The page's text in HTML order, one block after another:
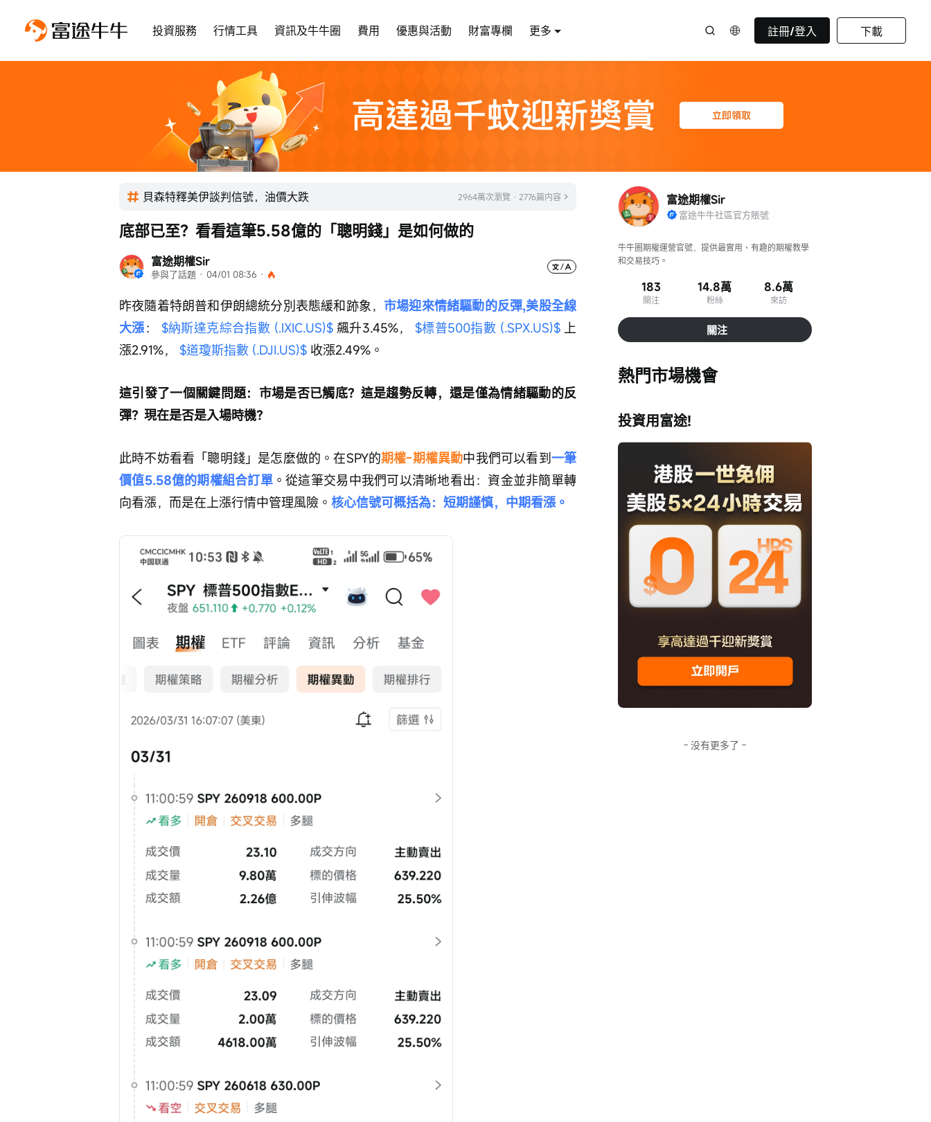
投資服務 行情工具 資訊及牛牛圈 費用 優惠與活動 財富專欄 更多 註冊/登入 下載
貝森特釋美伊談判信號，油價大跌 2964萬次瀏覽 · 2776篇内容
富途期權Sir
參與了話題 · 04/01 08:36 ·
底部已至？看看這筆5.58億的「聰明錢」是如何做的
昨夜隨着特朗普和伊朗總統分別表態緩和跡象， 市場迎來情緒驅動的反彈,美股全線
大漲： $納斯達克綜合指數 (.IXIC.US)$ 飆升3.45%， $標普500指數 (.SPX.US)$ 上
漲2.91%， $道瓊斯指數 (.DJI.US)$ 收漲2.49%。
這引發了一個關鍵問題：市場是否已觸底？這是趨勢反轉，還是僅為情緒驅動的反
彈？現在是否是入場時機？
此時不妨看看「聰明錢」是怎麼做的。在SPY的期權-期權異動中我們可以看到一筆
價值5.58億的期權組合訂單。從這筆交易中我們可以清晰地看出：資金並非簡單轉
向看漲，而是在上漲行情中管理風險。 核心信號可概括為：短期謹慎，中期看漲。
富途期權Sir
富途牛牛社區官方賬號
牛牛圈期權運營官號，提供最實用、有趣的期權教學
和交易技巧。
183
關注
14.8萬
粉絲
8.6萬
來訪
關注
熱門市場機會
投資用富途!
- 没有更多了 -